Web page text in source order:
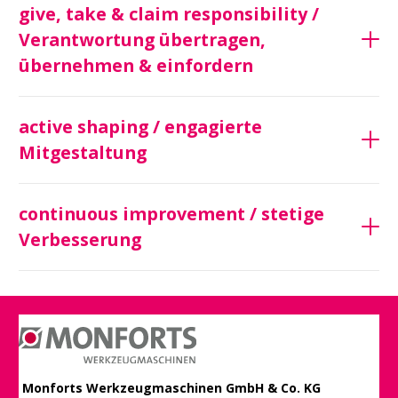
give, take & claim responsibility /
Verantwortung übertragen,
übernehmen & einfordern
active shaping / engagierte
Mitgestaltung
continuous improvement / stetige
Verbesserung
Monforts Werkzeugmaschinen GmbH & Co. KG